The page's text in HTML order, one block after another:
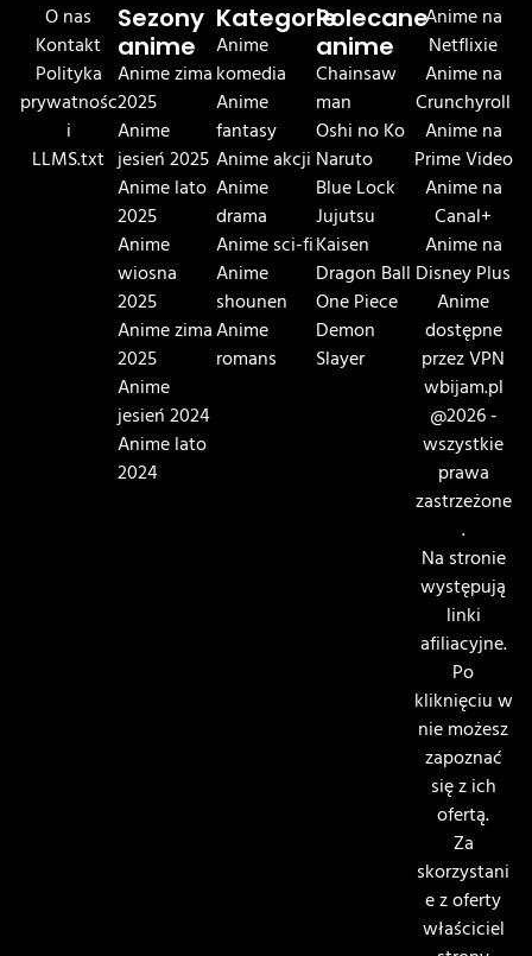
O nas
Kontakt
Polityka
prywatnośc
i
LLMS.txt
Sezony
anime
Anime zima
2025
Anime
jesień 2025
Anime lato
2025
Anime
wiosna
2025
Anime zima
2025
Anime
jesień 2024
Anime lato
2024
Kategorie
Anime
komedia
Anime
fantasy
Anime akcji
Anime
drama
Anime sci-fi
Anime
shounen
Anime
romans
Polecane
anime
Chainsaw
man
Oshi no Ko
Naruto
Blue Lock
Jujutsu
Kaisen
Dragon Ball
One Piece
Demon
Slayer
Anime na
Netflixie
Anime na
Crunchyroll
Anime na
Prime Video
Anime na
Canal+
Anime na
Disney Plus
Anime
dostępne
przez VPN
wbijam.pl
@2026 -
wszystkie
prawa
zastrzeżone
.
Na stronie
występują
linki
afiliacyjne.
Po
kliknięciu w
nie możesz
zapoznać
się z ich
ofertą.
Za
skorzystani
e z oferty
właściciel